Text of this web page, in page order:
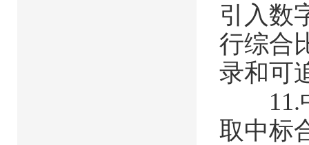
引入数
行综合
录和可
11.中
取中标